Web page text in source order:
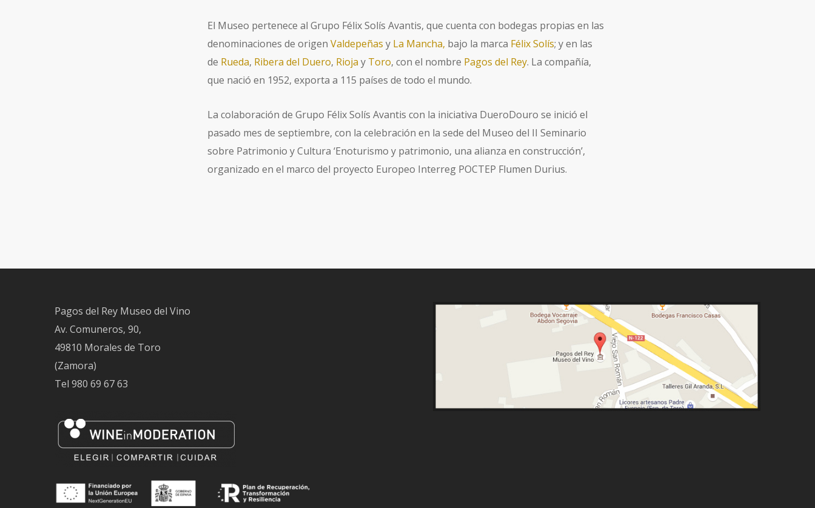
El Museo pertenece al Grupo Félix Solís Avantis, que cuenta con bodegas propias en las
denominaciones de origen Valdepeñas y La Mancha, bajo la marca Félix Solís; y en las
de Rueda, Ribera del Duero, Rioja y Toro, con el nombre Pagos del Rey. La compañía,
que nació en 1952, exporta a 115 países de todo el mundo.
La colaboración de Grupo Félix Solís Avantis con la iniciativa DueroDouro se inició el
pasado mes de septiembre, con la celebración en la sede del Museo del II Seminario
sobre Patrimonio y Cultura ‘Enoturismo y patrimonio, una alianza en construcción’,
organizado en el marco del proyecto Europeo Interreg POCTEP Flumen Durius.
Pagos del Rey Museo del Vino
Av. Comuneros, 90,
49810 Morales de Toro
(Zamora)
Tel 980 69 67 63